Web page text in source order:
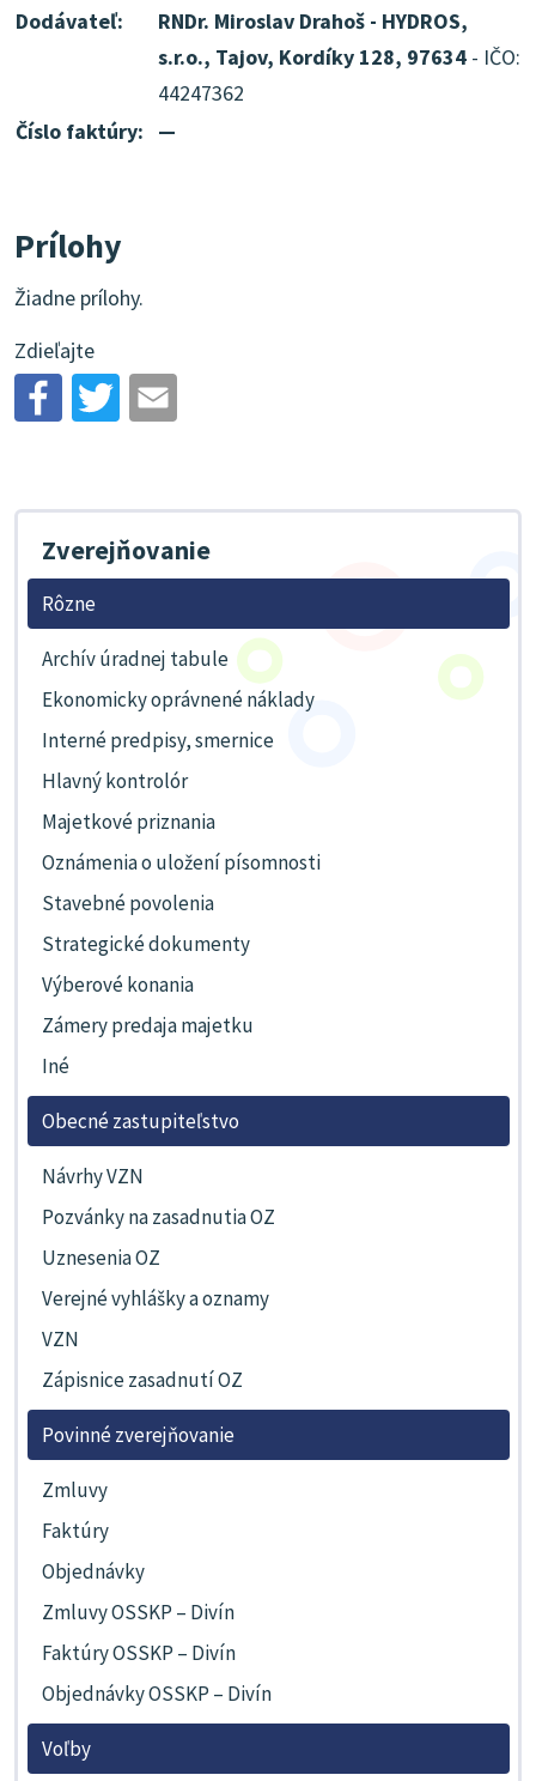
Dodávateľ:
RNDr. Miroslav Drahoš - HYDROS,
s.r.o., Tajov, Kordíky 128, 97634 - IČO:
44247362
Číslo faktúry:
—
Prílohy
Žiadne prílohy.
Zdieľajte
Zverejňovanie
Rôzne
Archív úradnej tabule
Ekonomicky oprávnené náklady
Interné predpisy, smernice
Hlavný kontrolór
Majetkové priznania
Oznámenia o uložení písomnosti
Stavebné povolenia
Strategické dokumenty
Výberové konania
Zámery predaja majetku
Iné
Obecné zastupiteľstvo
Návrhy VZN
Pozvánky na zasadnutia OZ
Uznesenia OZ
Verejné vyhlášky a oznamy
VZN
Zápisnice zasadnutí OZ
Povinné zverejňovanie
Zmluvy
Faktúry
Objednávky
Zmluvy OSSKP – Divín
Faktúry OSSKP – Divín
Objednávky OSSKP – Divín
Voľby